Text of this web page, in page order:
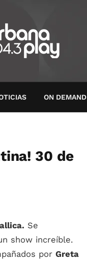
ON DEMAND
30 de
Se
show increíble.
por Greta